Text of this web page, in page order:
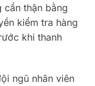
cẩn thận bằng
kiểm tra hàng
khi thanh
ngũ nhân viên